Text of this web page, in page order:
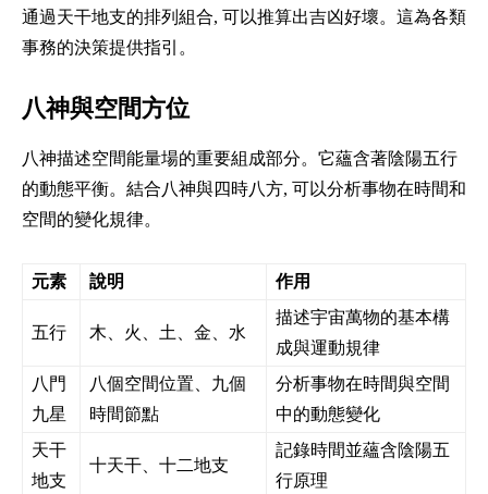
通過天干地支的排列組合, 可以推算出吉凶好壞。這為各類
事務的決策提供指引。
八神與空間方位
八神描述空間能量場的重要組成部分。它蘊含著陰陽五行
的動態平衡。結合八神與四時八方, 可以分析事物在時間和
空間的變化規律。
元素 說明 作用
五行 木、火、土、金、水
描述宇宙萬物的基本構
成與運動規律
八門
九星
八個空間位置、九個
時間節點
分析事物在時間與空間
中的動態變化
天干
地支
十天干、十二地支
記錄時間並蘊含陰陽五
行原理